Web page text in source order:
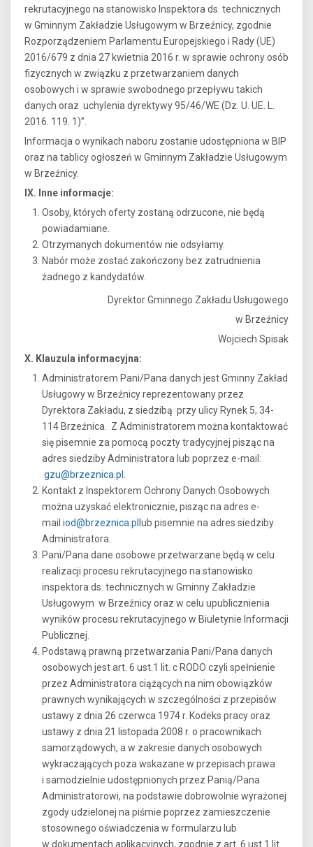
rekrutacyjnego na stanowisko Inspektora ds. technicznych
w Gminnym Zakładzie Usługowym w Brzeźnicy, zgodnie
Rozporządzeniem Parlamentu Europejskiego i Rady (UE)
2016/679 z dnia 27 kwietnia 2016 r. w sprawie ochrony osób
fizycznych w związku z przetwarzaniem danych
osobowych i w sprawie swobodnego przepływu takich
danych oraz uchylenia dyrektywy 95/46/WE (Dz. U. UE. L.
2016. 119. 1)”.
Informacja o wynikach naboru zostanie udostępniona w BIP
oraz na tablicy ogłoszeń w Gminnym Zakładzie Usługowym
w Brzeźnicy.
IX. Inne informacje:
Osoby, których oferty zostaną odrzucone, nie będą
powiadamiane.
Otrzymanych dokumentów nie odsyłamy.
Nabór może zostać zakończony bez zatrudnienia
żadnego z kandydatów.
Dyrektor Gminnego Zakładu Usługowego
w Brzeźnicy
Wojciech Spisak
X. Klauzula informacyjna:
Administratorem Pani/Pana danych jest Gminny Zakład
Usługowy w Brzeźnicy reprezentowany przez
Dyrektora Zakładu, z siedzibą przy ulicy Rynek 5, 34-
114 Brzeźnica. Z Administratorem można kontaktować
się pisemnie za pomocą poczty tradycyjnej pisząc na
adres siedziby Administratora lub poprzez e-mail:
gzu@brzeznica.pl
Kontakt z Inspektorem Ochrony Danych Osobowych
można uzyskać elektronicznie, pisząc na adres e-
mail iod@brzeznica.pl lub pisemnie na adres siedziby
Administratora.
Pani/Pana dane osobowe przetwarzane będą w celu
realizacji procesu rekrutacyjnego na stanowisko
inspektora ds. technicznych w Gminny Zakładzie
Usługowym w Brzeźnicy oraz w celu upublicznienia
wyników procesu rekrutacyjnego w Biuletynie Informacji
Publicznej.
Podstawą prawną przetwarzania Pani/Pana danych
osobowych jest art. 6 ust.1 lit. c RODO czyli spełnienie
przez Administratora ciążących na nim obowiązków
prawnych wynikających w szczególności z przepisów
ustawy z dnia 26 czerwca 1974 r. Kodeks pracy oraz
ustawy z dnia 21 listopada 2008 r. o pracownikach
samorządowych, a w zakresie danych osobowych
wykraczających poza wskazane w przepisach prawa
i samodzielnie udostępnionych przez Panią/Pana
Administratorowi, na podstawie dobrowolnie wyrażonej
zgody udzielonej na piśmie poprzez zamieszczenie
stosownego oświadczenia w formularzu lub
w dokumentach aplikacyjnych, zgodnie z art. 6 ust.1 lit.